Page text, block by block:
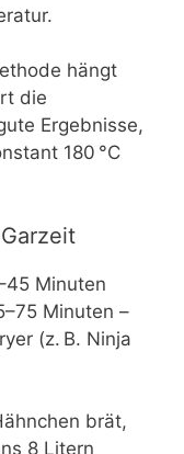
hängt
die
Ergebnisse,
180 °C
Minuten
Minuten –
(z. B. Ninja
brät,
8 Litern